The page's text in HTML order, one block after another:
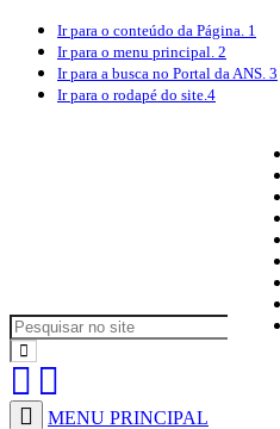
Ir para o conteúdo da Página. 1
Ir para o menu principal. 2
Ir para a busca no Portal da ANS. 3
Ir para o rodapé do site.4
MENU PRINCIPAL